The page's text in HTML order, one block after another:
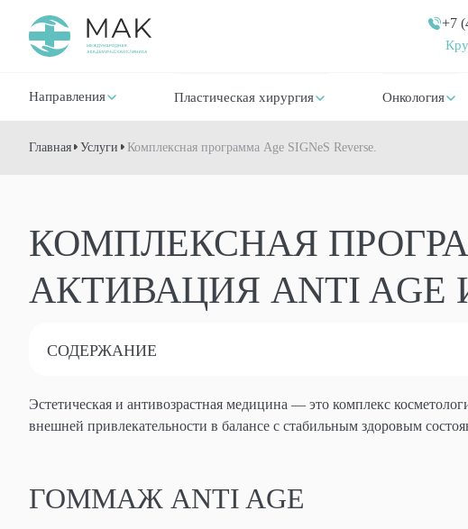
+7
Направления Пластическая хирургия Онкология
Главная Услуги Комплексная программа Age SIGNeS Reverse.
КОМПЛЕКСНАЯ
АКТИВАЦИЯ ANTI
СОДЕРЖАНИЕ
Эстетическая и антивозрастная медицина — это комплекс
внешней привлекательности в балансе с стабильным здоровым
ГОММАЖ ANTI AGE